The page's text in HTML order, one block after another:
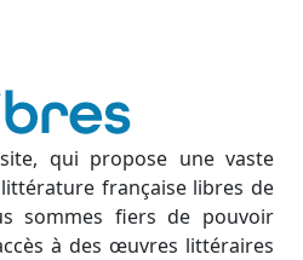
qui propose une vaste
française libres de
sommes fiers de pouvoir
à des œuvres littéraires